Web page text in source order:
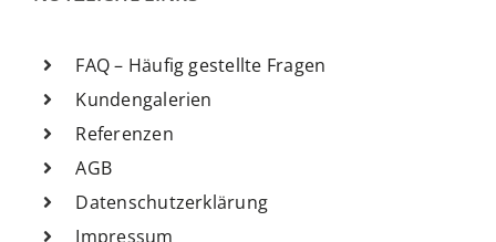
FAQ – Häufig gestellte Fragen
Kundengalerien
Referenzen
AGB
Datenschutzerklärung
Impressum